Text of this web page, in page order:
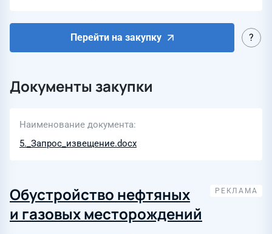
Перейти на закупку
Документы закупки
Наименование документа
5._Запрос_извещение.docx
Обустройство нефтяных
и газовых месторождений